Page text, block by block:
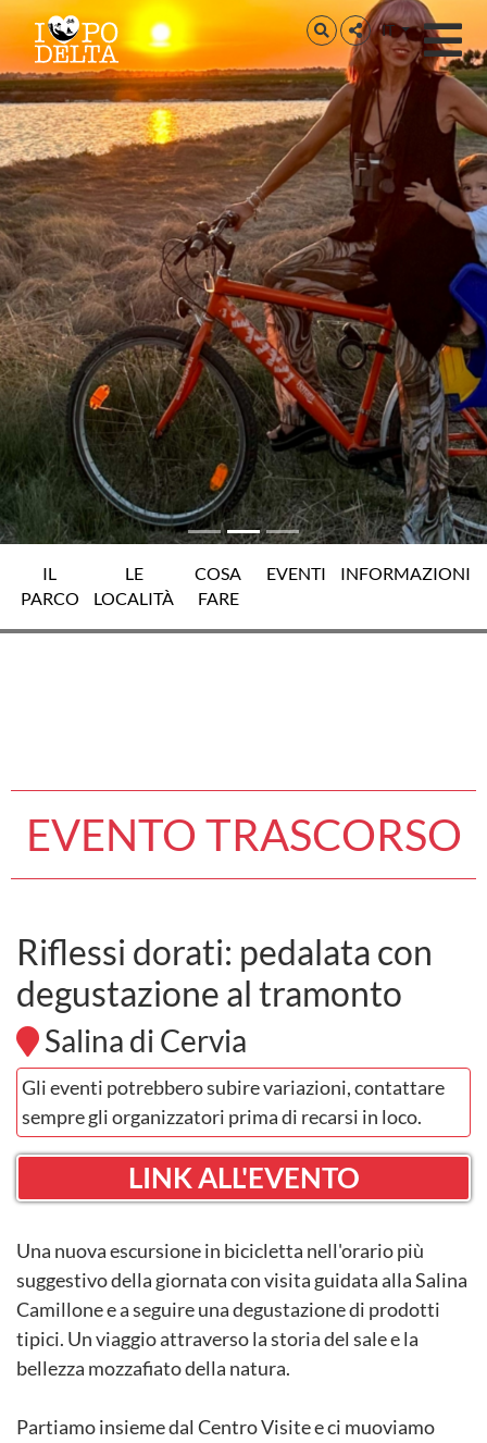
Delta del Po
Delta del Po
IT
IL
PARCO
LE
LOCALITÀ
COSA
FARE
EVENTI INFORMAZIONI
EVENTO TRASCORSO
Riflessi dorati: pedalata con
degustazione al tramonto
Salina di Cervia
Gli eventi potrebbero subire variazioni, contattare
sempre gli organizzatori prima di recarsi in loco.
LINK ALL'EVENTO
Una nuova escursione in bicicletta nell'orario più
suggestivo della giornata con visita guidata alla Salina
Camillone e a seguire una degustazione di prodotti
tipici. Un viaggio attraverso la storia del sale e la
bellezza mozzafiato della natura.
Partiamo insieme dal Centro Visite e ci muoviamo